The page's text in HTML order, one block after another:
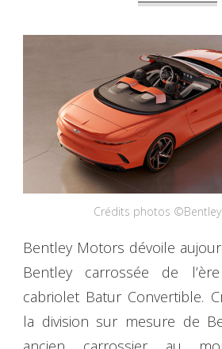
Crédits photos
Bentley Motors dévoile
Bentley carrossée de
cabriolet Batur Convertible.
la division sur mesure de